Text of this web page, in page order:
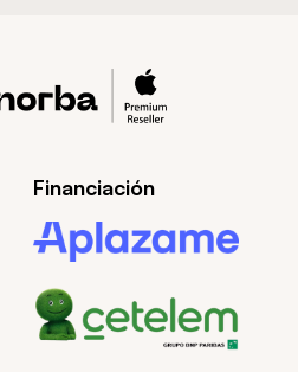
Financiación